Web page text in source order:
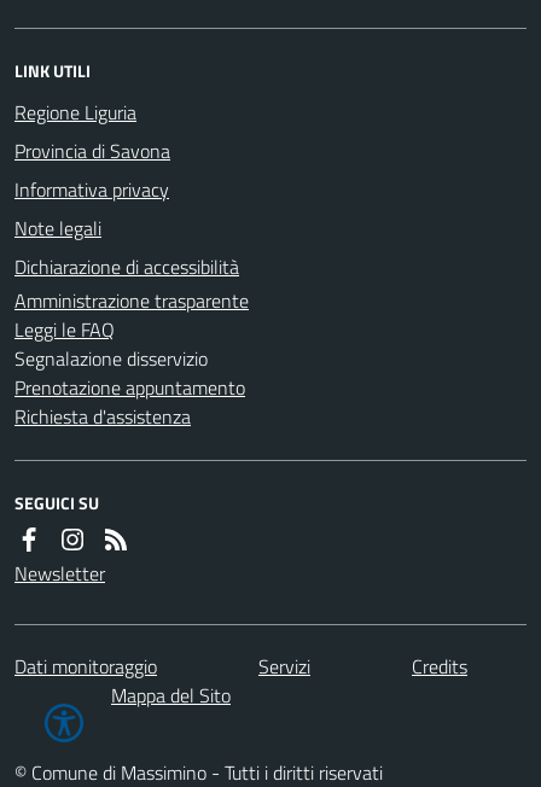
LINK UTILI
Regione Liguria
Provincia di Savona
Informativa privacy
Note legali
Dichiarazione di accessibilità
Amministrazione trasparente
Leggi le FAQ
Segnalazione disservizio
Prenotazione appuntamento
Richiesta d'assistenza
SEGUICI SU
Newsletter
Dati monitoraggio Servizi
Credits
Mappa del Sito
© Comune di Massimino - Tutti i diritti riservati